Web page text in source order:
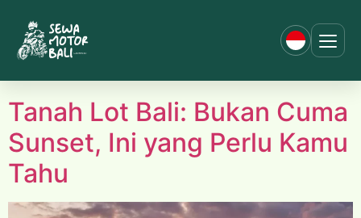
Tag:
Restoran/kafe
dekat tanah lot
Tanah Lot Bali: Bukan Cuma
Sunset, Ini yang Perlu Kamu
Tahu